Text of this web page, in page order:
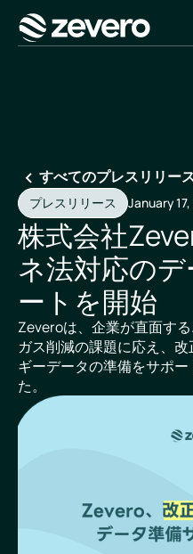
ホーム
すべてのプレスリリー
プレスリリース January
株式会社
ネ法対応の
ートを開始
Zeveroは、企業が直面す
ガス削減の課題に応え、
ギーデータの準備をサポ
た。